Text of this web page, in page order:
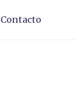
Contacto